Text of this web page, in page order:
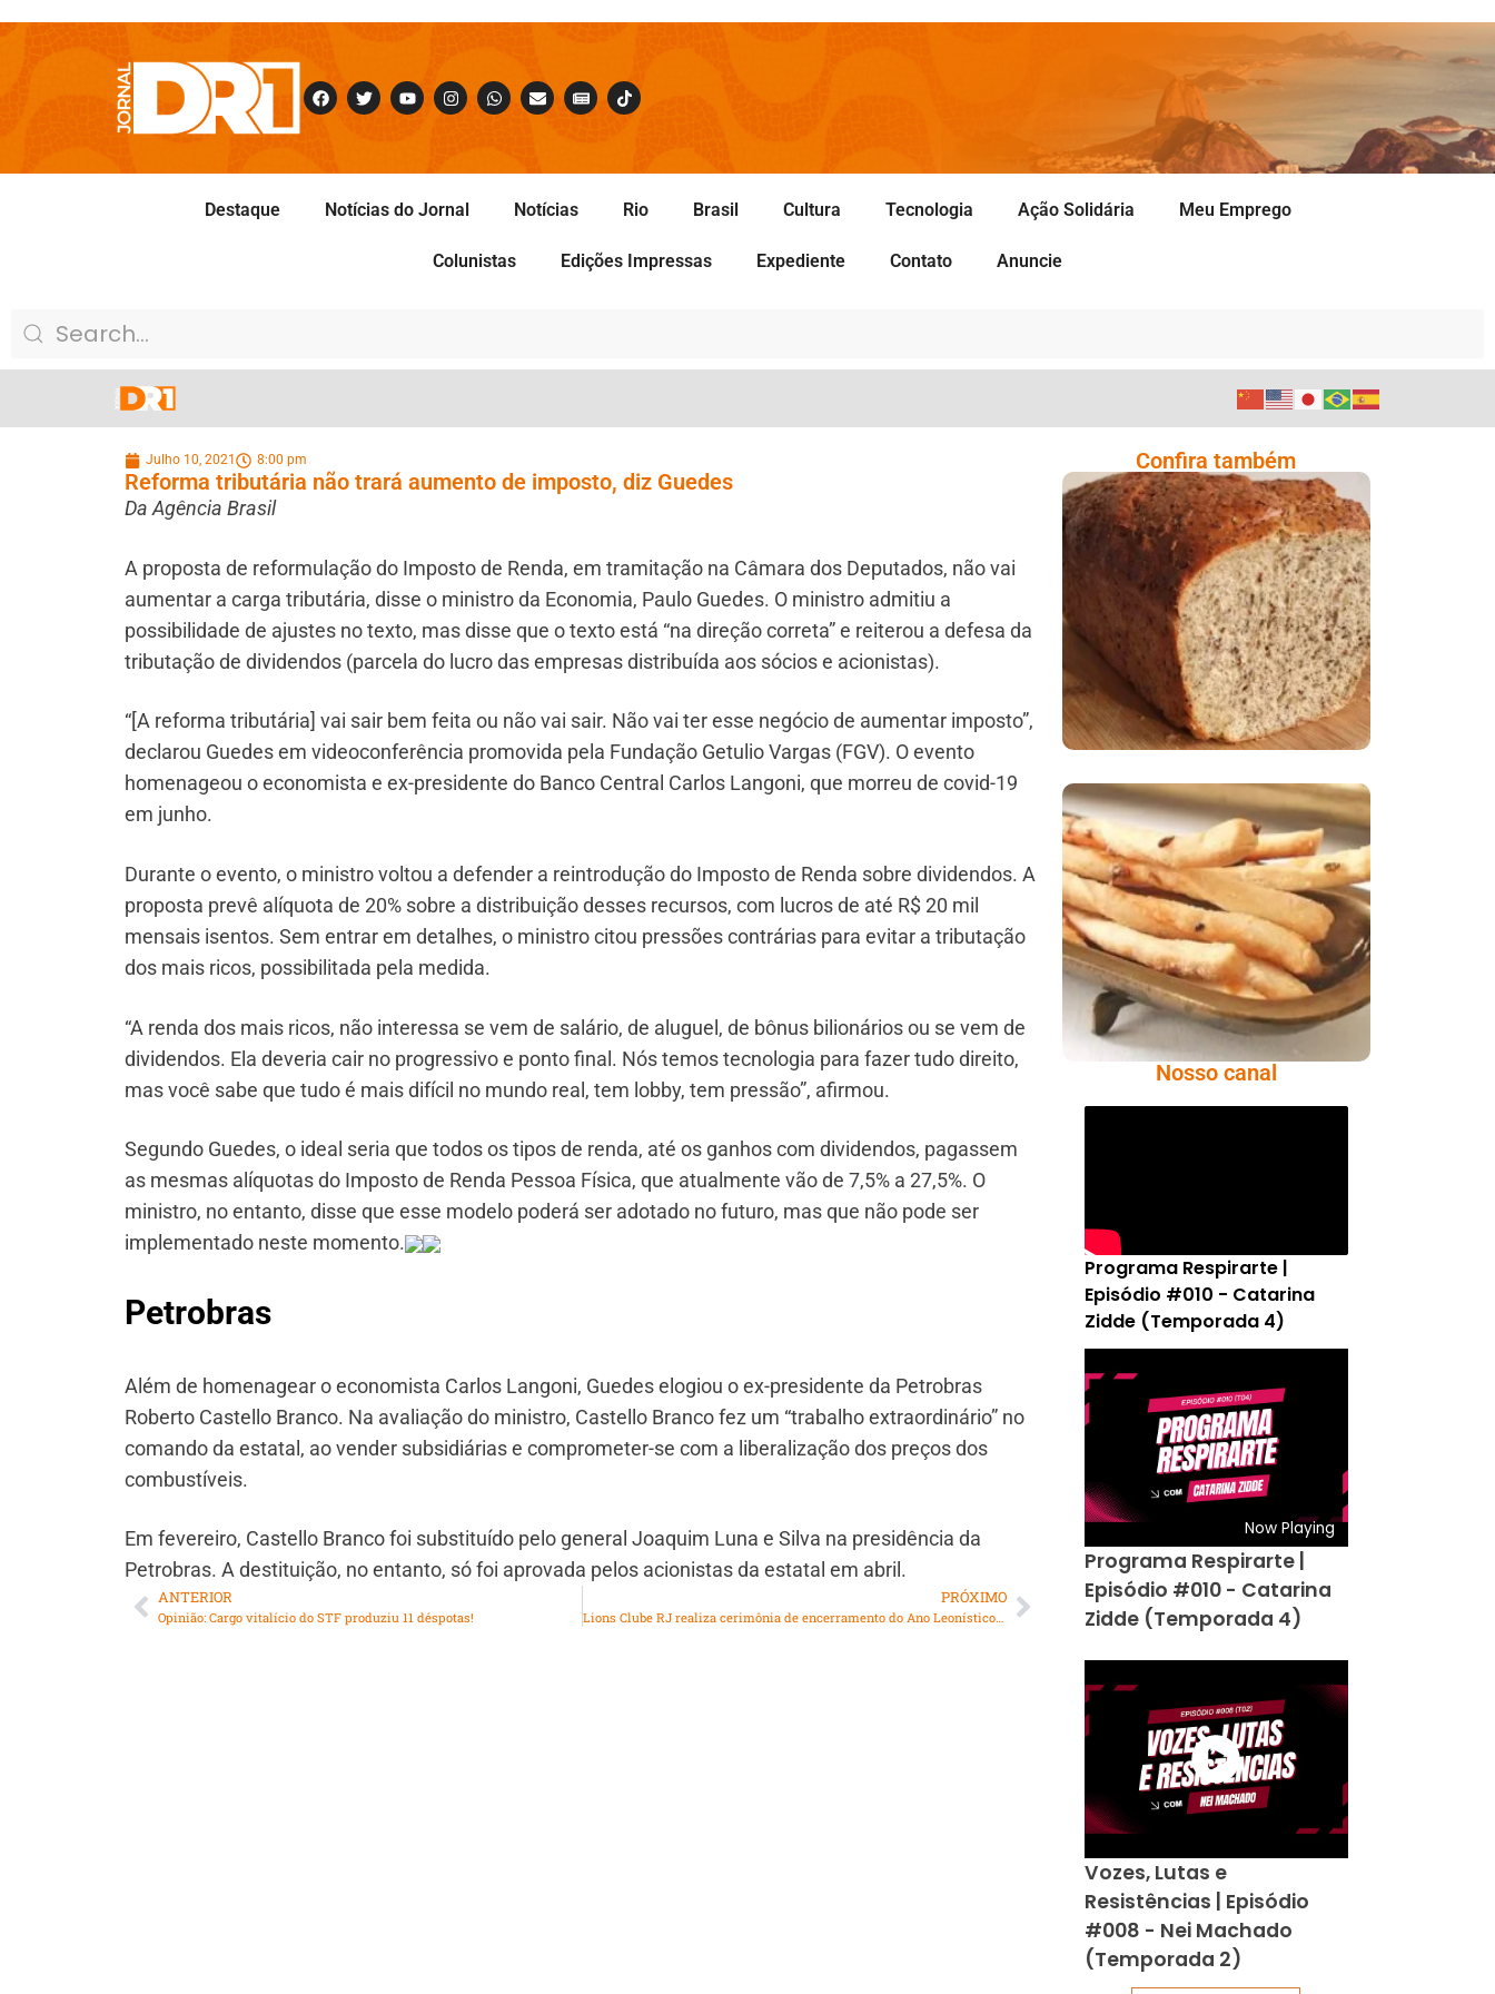
Destaque Notícias do Jornal Notícias Rio Brasil Cultura Tecnologia Ação Solidária Meu Emprego
Colunistas Edições Impressas Expediente Contato Anuncie
Julho 10, 2021 8:00 pm
Reforma tributária não trará aumento de imposto, diz Guedes
Da Agência Brasil
A proposta de reformulação do Imposto de Renda, em tramitação na Câmara dos Deputados, não vai
aumentar a carga tributária, disse o ministro da Economia, Paulo Guedes. O ministro admitiu a
possibilidade de ajustes no texto, mas disse que o texto está “na direção correta” e reiterou a defesa da
tributação de dividendos (parcela do lucro das empresas distribuída aos sócios e acionistas).
“[A reforma tributária] vai sair bem feita ou não vai sair. Não vai ter esse negócio de aumentar imposto”,
declarou Guedes em videoconferência promovida pela Fundação Getulio Vargas (FGV). O evento
homenageou o economista e ex-presidente do Banco Central Carlos Langoni, que morreu de covid-19
em junho.
Durante o evento, o ministro voltou a defender a reintrodução do Imposto de Renda sobre dividendos. A
proposta prevê alíquota de 20% sobre a distribuição desses recursos, com lucros de até R$ 20 mil
mensais isentos. Sem entrar em detalhes, o ministro citou pressões contrárias para evitar a tributação
dos mais ricos, possibilitada pela medida.
“A renda dos mais ricos, não interessa se vem de salário, de aluguel, de bônus bilionários ou se vem de
dividendos. Ela deveria cair no progressivo e ponto final. Nós temos tecnologia para fazer tudo direito,
mas você sabe que tudo é mais difícil no mundo real, tem lobby, tem pressão”, afirmou.
Segundo Guedes, o ideal seria que todos os tipos de renda, até os ganhos com dividendos, pagassem
as mesmas alíquotas do Imposto de Renda Pessoa Física, que atualmente vão de 7,5% a 27,5%. O
ministro, no entanto, disse que esse modelo poderá ser adotado no futuro, mas que não pode ser
implementado neste momento.
Petrobras
Além de homenagear o economista Carlos Langoni, Guedes elogiou o ex-presidente da Petrobras
Roberto Castello Branco. Na avaliação do ministro, Castello Branco fez um “trabalho extraordinário” no
comando da estatal, ao vender subsidiárias e comprometer-se com a liberalização dos preços dos
combustíveis.
Em fevereiro, Castello Branco foi substituído pelo general Joaquim Luna e Silva na presidência da
Petrobras. A destituição, no entanto, só foi aprovada pelos acionistas da estatal em abril.
ANTERIOR
Opinião: Cargo vitalício do STF produziu 11 déspotas!
PRÓXIMO
Lions Clube RJ realiza cerimônia de encerramento do Ano Leonístico e anuncia mudança na presidência
Confira também
Comer Bem: Pão Low
Carb
Comer Bem:
Palitinhos De Cebola
E Salsa
Nosso canal
Programa Respirarte |
Episódio #010 - Catarina
Zidde (Temporada 4)
Now Playing
Programa Respirarte |
Episódio #010 - Catarina
Zidde (Temporada 4)
Vozes, Lutas e
Resistências | Episódio
#008 - Nei Machado
(Temporada 2)